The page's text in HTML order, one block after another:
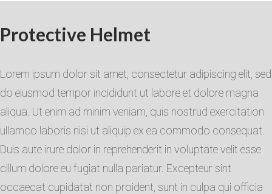
Protective Helmet
Lorem ipsum dolor sit amet, consectetur adipiscing elit, sed
do eiusmod tempor incididunt ut labore et dolore magna
aliqua. Ut enim ad minim veniam, quis nostrud exercitation
ullamco laboris nisi ut aliquip ex ea commodo consequat.
Duis aute irure dolor in reprehenderit in voluptate velit esse
cillum dolore eu fugiat nulla pariatur. Excepteur sint
occaecat cupidatat non proident, sunt in culpa qui officia